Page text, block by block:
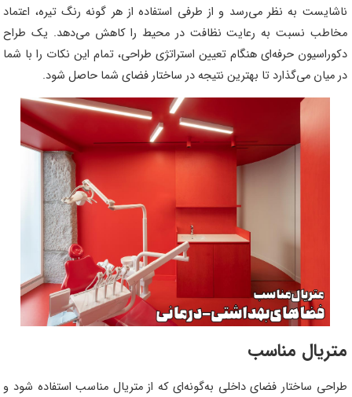
ناشایست به نظر می‌رسد و از طرفی استفاده از هر گونه رنگ تیره، اعتماد
مخاطب نسبت به رعایت نظافت در محیط را کاهش می‌دهد. یک طراح
دکوراسیون حرفه‌ای هنگام تعیین استراتژی طراحی، تمام این نکات را با شما
در میان می‌گذارد تا بهترین نتیجه در ساختار فضای شما حاصل شود.
متریال مناسب
طراحی ساختار فضای داخلی به‌گونه‌ای که از متریال مناسب استفاده شود و